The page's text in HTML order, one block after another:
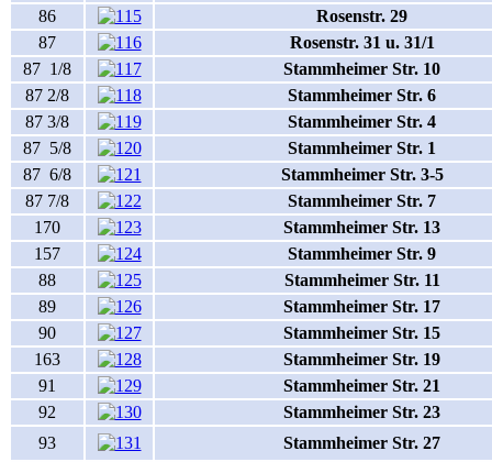
86
Rosenstr. 29
87
Rosenstr. 31 u. 31/1
87 1/8
Stammheimer Str. 10
87 2/8
Stammheimer Str. 6
87 3/8
Stammheimer Str. 4
87 5/8
Stammheimer Str. 1
87 6/8
Stammheimer Str. 3-5
87 7/8
Stammheimer Str. 7
170
Stammheimer Str. 13
157
Stammheimer Str. 9
88
Stammheimer Str. 11
89
Stammheimer Str. 17
90
Stammheimer Str. 15
163
Stammheimer Str. 19
91
Stammheimer Str. 21
92
Stammheimer Str. 23
93
Stammheimer Str. 27